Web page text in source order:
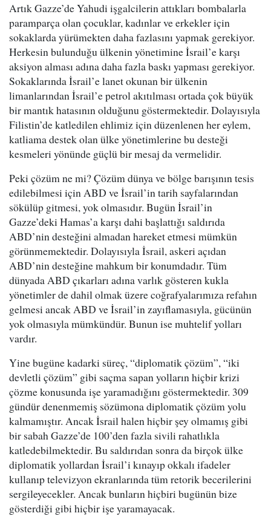
Artık Gazze’de Yahudi işgalcilerin attıkları bombalarla
paramparça olan çocuklar, kadınlar ve erkekler için
sokaklarda yürümekten daha fazlasını yapmak gerekiyor.
Herkesin bulunduğu ülkenin yönetimine İsrail’e karşı
aksiyon alması adına daha fazla baskı yapması gerekiyor.
Sokaklarında İsrail’e lanet okunan bir ülkenin
limanlarından İsrail’e petrol akıtılması ortada çok büyük
bir mantık hatasının olduğunu göstermektedir. Dolayısıyla
Filistin’de katledilen ehlimiz için düzenlenen her eylem,
katliama destek olan ülke yönetimlerine bu desteği
kesmeleri yönünde güçlü bir mesaj da vermelidir.
Peki çözüm ne mi? Çözüm dünya ve bölge barışının tesis
edilebilmesi için ABD ve İsrail’in tarih sayfalarından
sökülüp gitmesi, yok olmasıdır. Bugün İsrail’in
Gazze’deki Hamas’a karşı dahi başlattığı saldırıda
ABD’nin desteğini almadan hareket etmesi mümkün
görünmemektedir. Dolayısıyla İsrail, askeri açıdan
ABD’nin desteğine mahkum bir konumdadır. Tüm
dünyada ABD çıkarları adına varlık gösteren kukla
yönetimler de dahil olmak üzere coğrafyalarımıza refahın
gelmesi ancak ABD ve İsrail’in zayıflamasıyla, gücünün
yok olmasıyla mümkündür. Bunun ise muhtelif yolları
vardır.
Yine bugüne kadarki süreç, “diplomatik çözüm”, “iki
devletli çözüm” gibi saçma sapan yolların hiçbir krizi
çözme konusunda işe yaramadığını göstermektedir. 309
gündür denenmemiş sözümona diplomatik çözüm yolu
kalmamıştır. Ancak İsrail halen hiçbir şey olmamış gibi
bir sabah Gazze’de 100’den fazla sivili rahatlıkla
katledebilmektedir. Bu saldırıdan sonra da birçok ülke
diplomatik yollardan İsrail’i kınayıp okkalı ifadeler
kullanıp televizyon ekranlarında tüm retorik becerilerini
sergileyecekler. Ancak bunların hiçbiri bugünün bize
gösterdiği gibi hiçbir işe yaramayacak.